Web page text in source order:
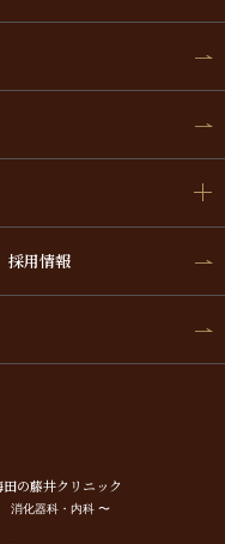
採用情報
の藤井クリニック
消化器科・内科 〜